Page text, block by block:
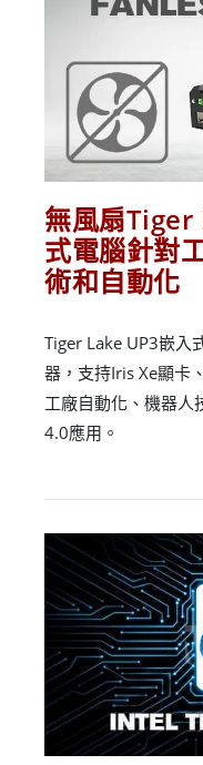
無風扇Tiger
式電腦針對
術和自動化
Tiger Lake UP3嵌入
器，支持Iris Xe顯卡
工廠自動化、機器人
4.0應用。